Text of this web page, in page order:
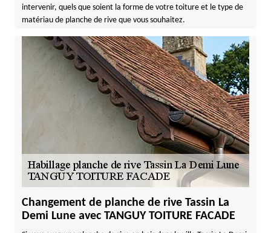
intervenir, quels que soient la forme de votre toiture et le type de
matériau de planche de rive que vous souhaitez.
Changement de planche de rive Tassin La
Demi Lune avec TANGUY TOITURE FACADE